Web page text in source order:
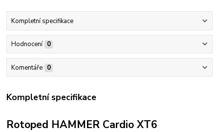
Kompletní specifikace
Hodnocení 0
Komentáře 0
Kompletní specifikace
Rotoped HAMMER Cardio XT6